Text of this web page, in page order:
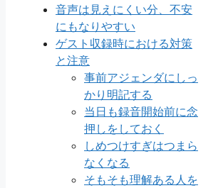
音声は見えにくい分、不安
にもなりやすい
ゲスト収録時における対策
と注意
事前アジェンダにしっ
かり明記する
当日も録音開始前に念
押しをしておく
しめつけすぎはつまら
なくなる
そもそも理解ある人を